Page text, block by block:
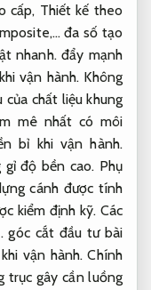
cấp, Thiết kế theo
đa số tạo
nhanh.đẩy mạnh
vận hành. Không
của chất liệu khung
mê nhất có môi
bỉ khi vận hành.
gỉ độ bền cao. Phụ
cánh được tính
kiểm định kỹ. Các
góc cắt đầu tư bài
vận hành. Chính
trục gây cần luồng